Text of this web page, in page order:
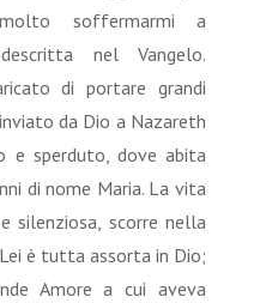
soffermarmi a
nel Vangelo.
di portare grandi
da Dio a Nazareth
e sperduto, dove abita
di nome Maria. La vita
scorre nella
è tutta assorta in Dio;
Amore a cui aveva